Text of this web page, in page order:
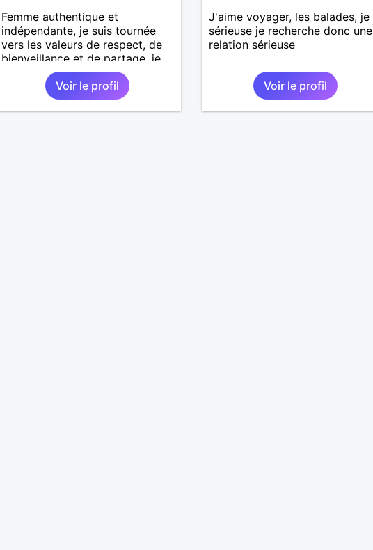
Femme authentique et
indépendante, je suis tournée
vers les valeurs de respect, de
bienveillance et de partage, je
souhaite rencontrer un homme
entre 63 et 68 ans vivant aux
antilles, qui souhaite une relation
stable et harmonieuse. Je suis
Voir le profil
J'aime voyager, les balades, je
sérieuse je recherche donc une
relation sérieuse
Voir le profil